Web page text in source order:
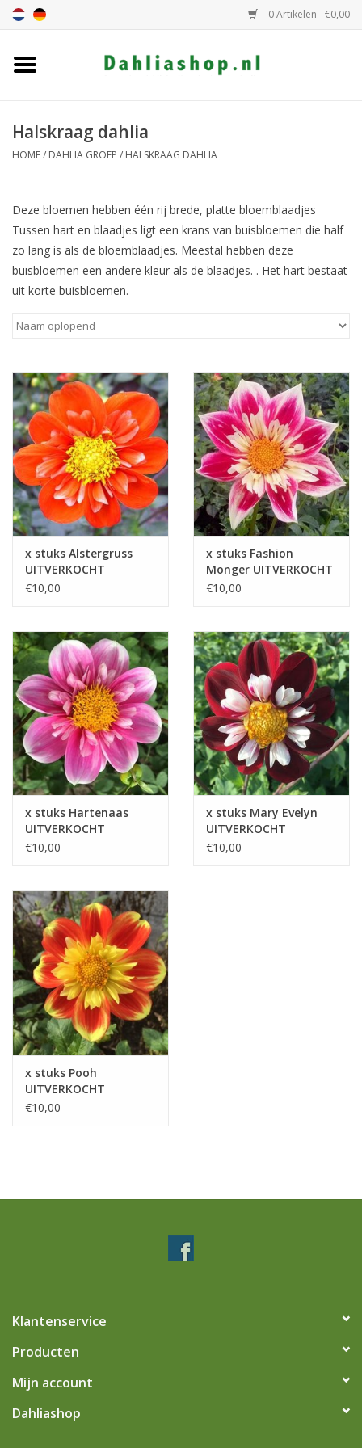
0 Artikelen - €0,00
Dahlia assortiment
Dahlia kleur
Dahlia Groep
Blog
Halskraag dahlia
HOME/ DAHLIA GROEP / HALSKRAAG DAHLIA
Deze bloemen hebben één rij brede, platte bloemblaadjes
Tussen hart en blaadjes ligt een krans van buisbloemen die half
zo lang is als de bloemblaadjes. Meestal hebben deze
buisbloemen een andere kleur als de blaadjes. . Het hart bestaat
uit korte buisbloemen.
x stuks Alstergruss
UITVERKOCHT
€10,00
x stuks Fashion
Monger UITVERKOCHT
€10,00
x stuks Hartenaas
UITVERKOCHT
€10,00
x stuks Mary Evelyn
UITVERKOCHT
€10,00
x stuks Pooh
UITVERKOCHT
€10,00
Klantenservice
Producten
Mijn account
Dahliashop